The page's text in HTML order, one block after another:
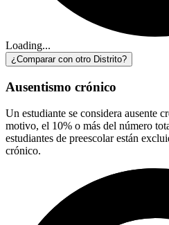
Loading...
¿Comparar con otro Distrito?
Ausentismo crónico
Un estudiante se considera ausente
motivo, el 10% o más del número
estudiantes de preescolar están
crónico.